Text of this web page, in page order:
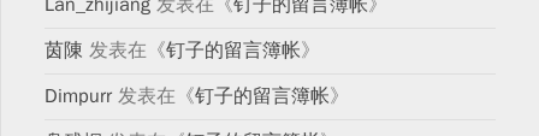
Lan_zhijiang 发表在《钉子的留言簿帐》
茵陳 发表在《钉子的留言簿帐》
Dimpurr发表在《钉子的留言簿帐》